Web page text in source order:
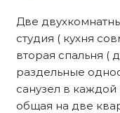
Две
студия ( кухня
вторая спальня (
раздельные
санузел в
общая на две